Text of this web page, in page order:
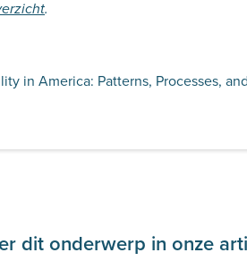
.
in America: Patterns, Processes,
dit onderwerp in onze